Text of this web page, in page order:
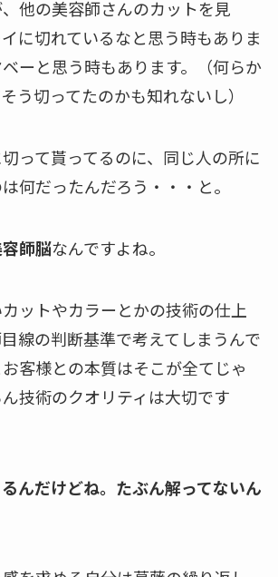
他の美容師さんのカットを見
に切れているなと思う時もありま
ーと思う時もあります。（何らか
う切ってたのかも知れないし）
って貰ってるのに、同じ人の所に
何だったんだろう・・・と。
師脳なんですよね。
ットやカラーとかの技術の仕上
線の判断基準で考えてしまうんで
客様との本質はそこが全てじゃ
技術のクオリティは大切です
んだけどね。たぶん解ってないん